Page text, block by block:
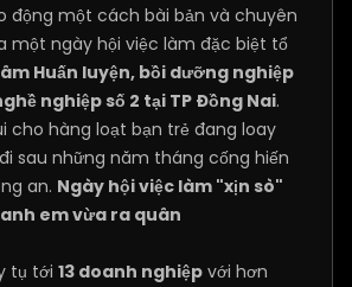
động một cách bài bản và chuyên
một ngày hội việc làm đặc biệt tổ
Huấn luyện, bồi dưỡng nghiệp
nghiệp số 2 tại TP Đồng Nai.
cho hàng loạt bạn trẻ đang loay
sau những năm tháng cống hiến
an. Ngày hội việc làm "xịn sò"
em vừa ra quân
tụ tới 13 doanh nghiệp với hơn